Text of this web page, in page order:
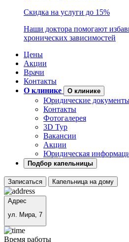
Скидка на услуги до 15%
Наши доктора помогают
хронических зависимостей
Цены
Акции
Врачи
Контакты
О клинике
О клинике
Юридические
Контакты
Фотогалерея
3D Тур
Вакансии
Акции
Юридическая
Подбор капельницы
Записаться Капельница на дому
Адрес
ул. Мира, 7
Время работы